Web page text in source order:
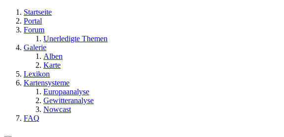
Startseite
Portal
Forum
Unerledigte Themen
Galerie
Alben
Karte
Lexikon
Kartensysteme
Europaanalyse
Gewitteranalyse
Nowcast
FAQ